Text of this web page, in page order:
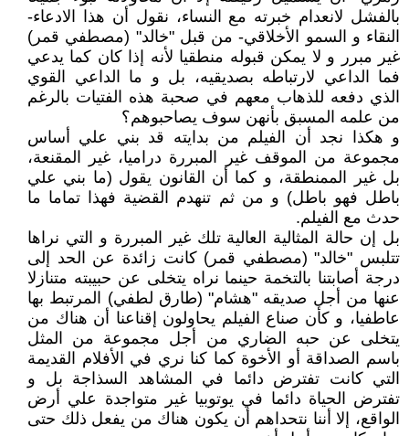
بالفشل لانعدام خبرته مع النساء، نقول أن هذا الادعاء-
النقاء و السمو الأخلاقي- من قبل "خالد" (مصطفي قمر)
غير مبرر و لا يمكن قبوله منطقيا لأنه إذا كان كما يدعي
فما الداعي لارتباطه بصديقيه، بل و ما الداعي القوي
الذي دفعه للذهاب معهم في صحبة هذه الفتيات بالرغم
من علمه المسبق بأنهن سوف يصاحبوهم؟
و هكذا نجد أن الفيلم من بدايته قد بني علي أساس
مجموعة من الموقف غير المبررة دراميا، غير المقنعة،
بل غير الممنطقة، و كما أن القانون يقول (ما بني علي
باطل فهو باطل) و من ثم تنهدم القضية فهذا تماما ما
حدث مع الفيلم.
بل إن حالة المثالية العالية تلك غير المبررة و التي نراها
تتلبس "خالد" (مصطفي قمر) كانت زائدة عن الحد إلى
درجة أصابتنا بالتخمة حينما نراه يتخلى عن حبيبته متنازلا
عنها من أجل صديقه "هشام" (طارق لطفي) المرتبط بها
عاطفيا، و كأن صناع الفيلم يحاولون إقناعنا أن هناك من
يتخلى عن حبه الضاري من أجل مجموعة من المثل
باسم الصداقة أو الأخوة كما كنا نري في الأفلام القديمة
التي كانت تفترض دائما في المشاهد السذاجة بل و
تفترض الحياة دائما في يوتوبيا غير متواجدة علي أرض
الواقع، إلا أننا نتحداهم أن يكون هناك من يفعل ذلك حتى